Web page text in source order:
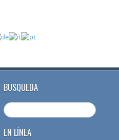
BUSQUEDA
EN LÍNEA